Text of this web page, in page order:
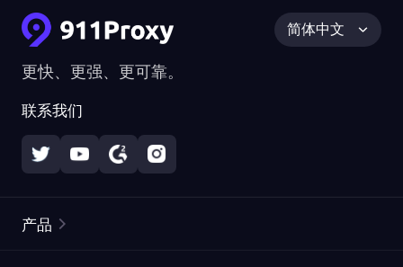
更快、更强、更可靠。
联系我们
简体中文
产品